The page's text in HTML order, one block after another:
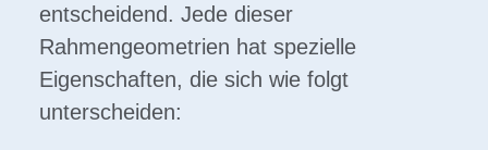
entscheidend. Jede dieser
Rahmengeometrien hat spezielle
Eigenschaften, die sich wie folgt
unterscheiden: